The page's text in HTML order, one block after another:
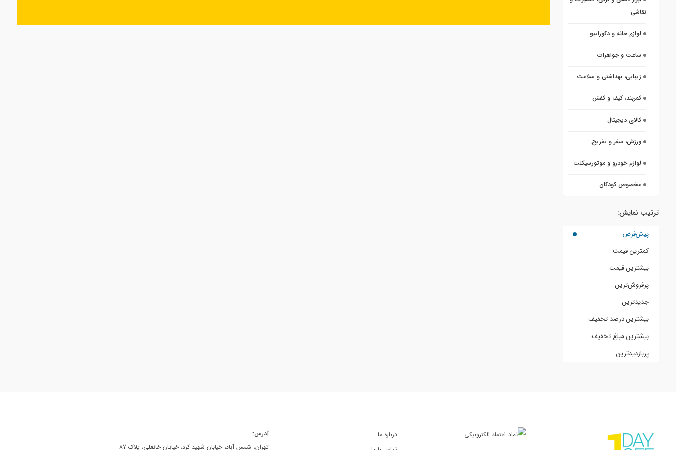
نقاشی
لوازم خانه و دکوراتیو
ساعت و جواهرات
زیبایی، بهداشتی و سلامت
کمربند، کیف و کفش
کالای دیجیتال
ورزش، سفر و تفریح
لوازم خودرو و موتورسیکلت
مخصوص کودکان
ترتیب نمایش:
پیش‌فرض
کمترین قیمت
بیشترین قیمت
پرفروش‌ترین
جدیدترین
بیشترین درصد تخفیف
بیشترین مبلغ تخفیف
پربازدیدترین
درباره ما
آدرس:
تهران، شمس آباد، خیابان شهید کرد، خیابان خانعلی، پلاک 87